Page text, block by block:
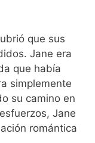
que sus
Jane era
que había
simplemente
su camino en
Jane
romántica